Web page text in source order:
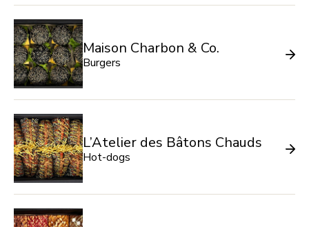
Maison Charbon & Co.
Burgers
L’Atelier des Bâtons Chauds
Hot-dogs